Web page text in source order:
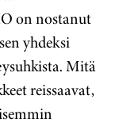
on nostanut
yhdeksi
Mitä
reissaavat,